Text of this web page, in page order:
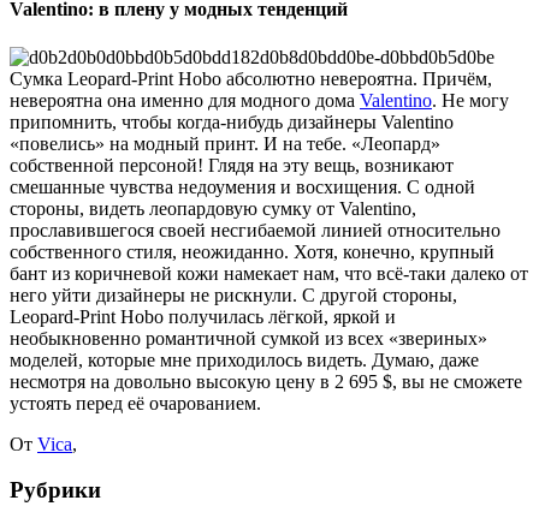
Valentino: в плену у модных тенденций
Сумка Leopard-Print Hobo абсолютно невероятна. Причём,
невероятна она именно для модного дома Valentino. Не могу
припомнить, чтобы когда-нибудь дизайнеры Valentino
«повелись» на модный принт. И на тебе. «Леопард»
собственной персоной! Глядя на эту вещь, возникают
смешанные чувства недоумения и восхищения. С одной
стороны, видеть леопардовую сумку от Valentino,
прославившегося своей несгибаемой линией относительно
собственного стиля, неожиданно. Хотя, конечно, крупный
бант из коричневой кожи намекает нам, что всё-таки далеко от
него уйти дизайнеры не рискнули. С другой стороны,
Leopard-Print Hobo получилась лёгкой, яркой и
необыкновенно романтичной сумкой из всех «звериных»
моделей, которые мне приходилось видеть. Думаю, даже
несмотря на довольно высокую цену в 2 695 $, вы не сможете
устоять перед её очарованием.
От Vica,
Рубрики